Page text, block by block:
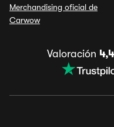
Merchandising oficial de
Carwow
Valoración